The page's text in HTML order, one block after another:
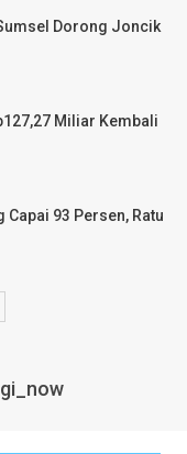
Dorong Joncik
Miliar Kembali
93 Persen, Ratu